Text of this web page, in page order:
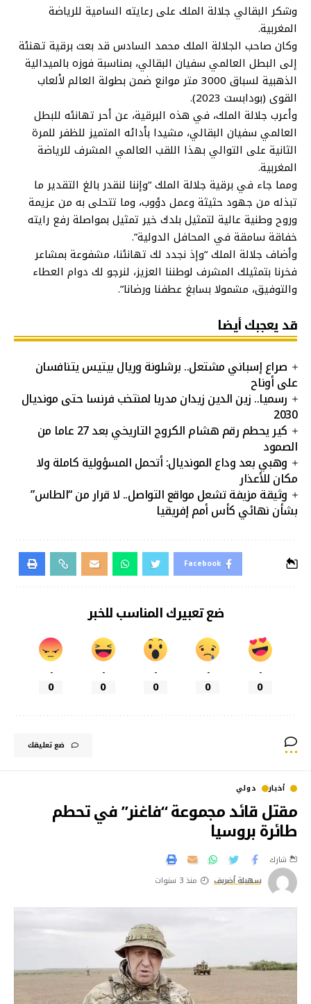
وشكر البقالي جلالة الملك على رعايته السامية للرياضة
المغربية.
وكان صاحب الجلالة الملك محمد السادس قد بعث برقية تهنئة
إلى البطل العالمي سفيان البقالي، بمناسبة فوزه بالميدالية
الذهبية لسباق 3000 متر موانع ضمن بطولة العالم لألعاب
القوى (بودابست 2023).
وأعرب جلالة الملك، في هذه البرقية، عن أحر تهانئه للبطل
العالمي سفيان البقالي، مشيدا بأدائه المتميز للظفر للمرة
الثانية على التوالي بهذا اللقب العالمي المشرف للرياضة
المغربية.
ومما جاء في برقية جلالة الملك “وإننا لنقدر بالغ التقدير ما
تبذله من جهود حثيثة وعمل دؤوب، وما تتحلى به من عزيمة
وروح وطنية عالية لتمثيل بلدك خير تمثيل بمواصلة رفع رايته
خفاقة سامقة في المحافل الدولية”.
وأضاف جلالة الملك “وإذ نجدد لك تهانئنا، مشفوعة بمشاعر
فخرنا بتمثيلك المشرف لوطننا العزيز، لنرجو لك دوام العطاء
والتوفيق، مشمولا بسابغ عطفنا ورضانا”.
قد يعجبك أيضا
صراع إسباني مشتعل.. برشلونة وريال بيتيس يتنافسان
على أوناح
رسميا.. زين الدين زيدان مدربا لمنتخب فرنسا حتى مونديال
2030
كير يحطم رقم هشام الكروج التاريخي بعد 27 عاما من
الصمود
وهبي بعد وداع المونديال: أتحمل المسؤولية كاملة ولا
مكان للأعذار
وثيقة مزيفة تشعل مواقع التواصل.. لا قرار من “الطاس”
بشأن نهائي كأس أمم إفريقيا
Facebook
ضع تعبيرك المناسب للخبر
-
0
-
0
-
0
-
0
-
0
ضع تعليقك
أخبار دولي
مقتل قائد مجموعة “فاغنر” في تحطم
طائرة بروسيا
سهيلة أضريف منذ 3 سنوات
شارك